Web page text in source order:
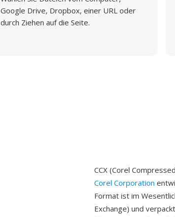
Google Drive, Dropbox, einer URL oder
durch Ziehen auf die Seite.
CCX (Corel
Corel Corporation
Format ist im
Exchange) und